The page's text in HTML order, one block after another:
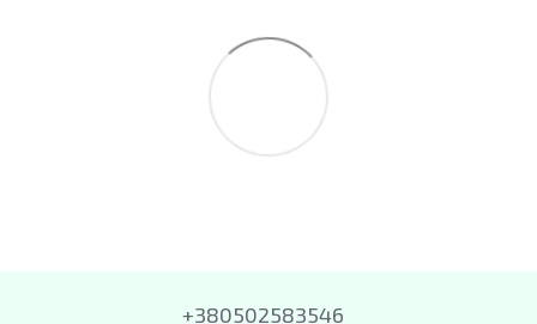
+380502583546